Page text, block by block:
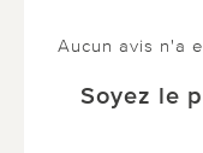
Aucun avis n'a
Soyez le